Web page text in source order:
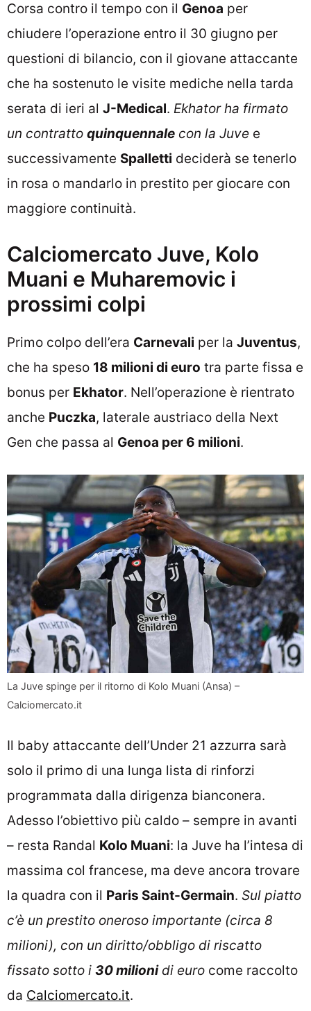
Corsa contro il tempo con il Genoa per
chiudere l’operazione entro il 30 giugno per
questioni di bilancio, con il giovane attaccante
che ha sostenuto le visite mediche nella tarda
serata di ieri al J-Medical. Ekhator ha firmato
un contratto quinquennale con la Juve e
successivamente Spalletti deciderà se tenerlo
in rosa o mandarlo in prestito per giocare con
maggiore continuità.
Calciomercato Juve, Kolo
Muani e Muharemovic i
prossimi colpi
Primo colpo dell’era Carnevali per la Juventus,
che ha speso 18 milioni di euro tra parte fissa e
bonus per Ekhator. Nell’operazione è rientrato
anche Puczka, laterale austriaco della Next
Gen che passa al Genoa per 6 milioni.
La Juve spinge per il ritorno di Kolo Muani (Ansa) –
Calciomercato.it
Il baby attaccante dell’Under 21 azzurra sarà
solo il primo di una lunga lista di rinforzi
programmata dalla dirigenza bianconera.
Adesso l’obiettivo più caldo – sempre in avanti
– resta Randal Kolo Muani: la Juve ha l’intesa di
massima col francese, ma deve ancora trovare
la quadra con il Paris Saint-Germain. Sul piatto
c’è un prestito oneroso importante (circa 8
milioni), con un diritto/obbligo di riscatto
fissato sotto i 30 milionidi euro come raccolto
da Calciomercato.it.